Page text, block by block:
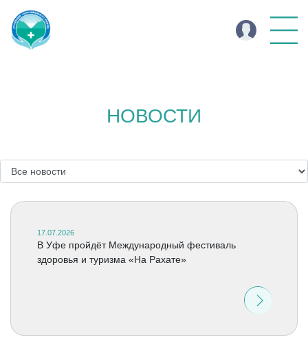
НОВОСТИ
17.07.2026
В Уфе пройдёт Международный фестиваль
здоровья и туризма «На Рахате»